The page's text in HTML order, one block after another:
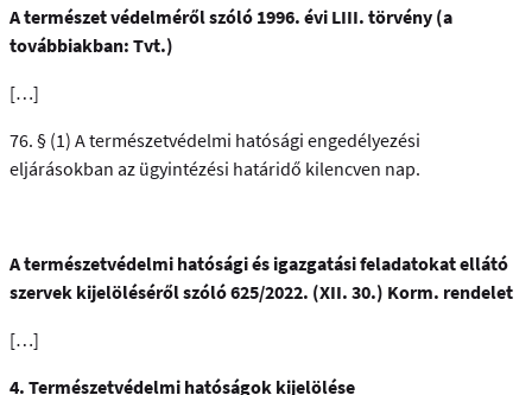
A természet védelméről szóló 1996. évi LIII. törvény (a
továbbiakban: Tvt.)
[…]
76. § (1) A természetvédelmi hatósági engedélyezési
eljárásokban az ügyintézési határidő kilencven nap.
A természetvédelmi hatósági és igazgatási feladatokat ellátó
szervek kijelölésérőlszóló625/2022. (XII. 30.) Korm. rendelet
[…]
4. Természetvédelmi hatóságok kijelölése